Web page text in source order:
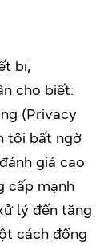
bị,
cho biết:
(Privacy
tôi bất ngờ
giá cao
cấp mạnh
lý đến tăng
cách đồng